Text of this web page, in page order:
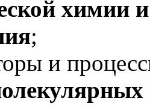
химии
;
и